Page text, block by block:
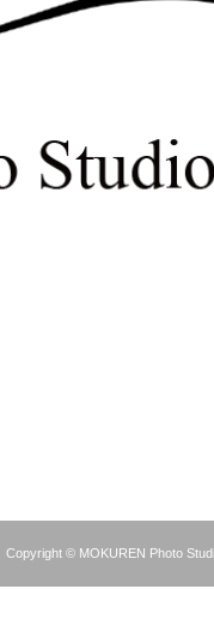
Copyright © MOKUREN Photo